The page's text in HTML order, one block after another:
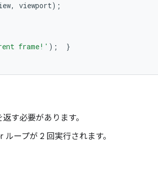
, viewport);
frame!' );
}
す必要があります。
ープが 2 回実行されます。